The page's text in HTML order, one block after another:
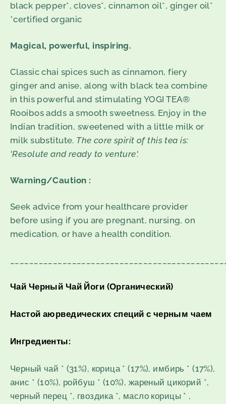
black pepper*, cloves*, cinnamon oil*, ginger oil*
*certified organic
Magical, powerful, inspiring.
Classic chai spices such as cinnamon, fiery
ginger and anise, along with black tea combine
in this powerful and stimulating YOGI TEA®
Rooibos adds a smooth sweetness. Enjoy in the
Indian tradition, sweetened with a little milk or
milk substitute. The core spirit of this tea is:
'Resolute and ready to venture'.
Warning/Caution :
Seek advice from your healthcare provider
before using if you are pregnant, nursing, on
medication, or have a health condition.
Чай Черный Чай Йоги (Органический)
Настой аюрведических специй с черным чаем
Ингредиенты:
Черный чай * (31%), корица * (17%), имбирь * (17%),
анис * (10%), ройбуш * (10%), жареный цикорий *,
черный перец *, гвоздика *, масло корицы * ,